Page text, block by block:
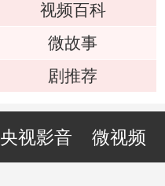
视频百科
微故事
剧推荐
央视影音 微视频